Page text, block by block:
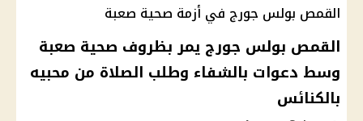
القمص بولس جورج في أزمة صحية صعبة
القمص بولس جورج يمر بظروف صحية صعبة
وسط دعوات بالشفاء وطلب الصلاة من محبيه
بالكنائس